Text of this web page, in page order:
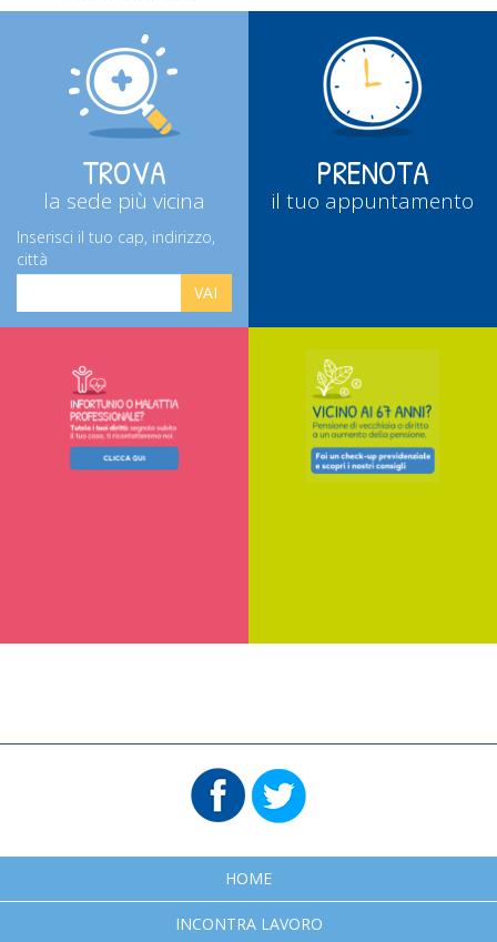
TROVA
la sede più vicina
Inserisci il tuo cap, indirizzo,
città
VAI
PRENOTA
il tuo appuntamento
HOME
INCONTRA LAVORO